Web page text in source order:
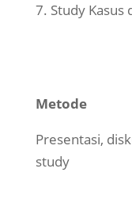
Study Kasus
Metode
Presentasi,
study